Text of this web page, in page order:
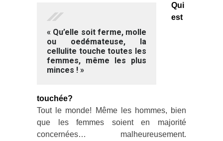
« Qu’elle soit ferme, molle
ou oedémateuse, la
cellulite touche toutes les
femmes, même les plus
minces ! »
Qui
est
touchée?
Tout le monde! Même les hommes, bien
que les femmes soient en majorité
concernées… malheureusement.